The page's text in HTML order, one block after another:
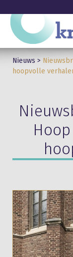
Nieuws >
hoopvolle